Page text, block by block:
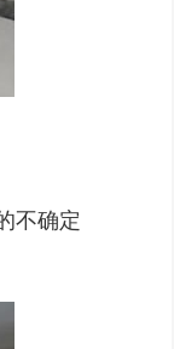
不确定